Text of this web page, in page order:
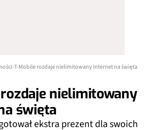
T-Mobile rozdaje nielimitowany Internet na święta
nielimitowany
święta
ekstra prezent dla swoich